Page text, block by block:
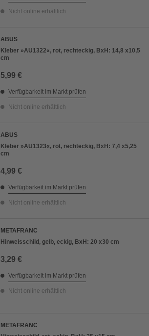
Nicht online erhältlich
ABUS
Kleber »AU1322«, rot, rechteckig, BxH: 14,8 x10,5
cm
5,99 €
Verfügbarkeit im Markt prüfen
Nicht online erhältlich
ABUS
Kleber »AU1323«, rot, rechteckig, BxH: 7,4 x5,25
cm
4,99 €
Verfügbarkeit im Markt prüfen
Nicht online erhältlich
METAFRANC
Hinweisschild, gelb, eckig, BxH: 20 x30 cm
3,29 €
Verfügbarkeit im Markt prüfen
Nicht online erhältlich
METAFRANC